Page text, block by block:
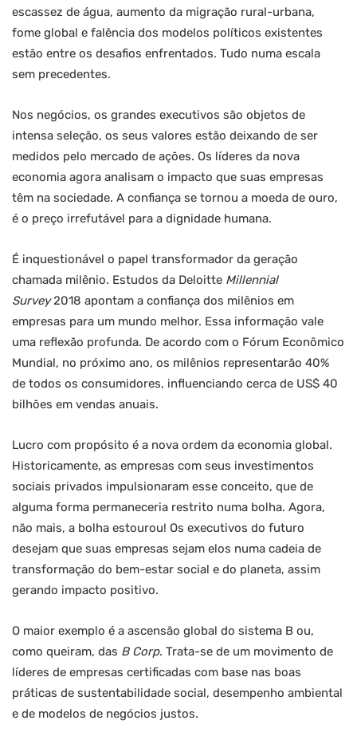
escassez de água, aumento da migração rural-urbana,
fome global e falência dos modelos políticos existentes
estão entre os desafios enfrentados. Tudo numa escala
sem precedentes.
Nos negócios, os grandes executivos são objetos de
intensa seleção, os seus valores estão deixando de ser
medidos pelo mercado de ações. Os líderes da nova
economia agora analisam o impacto que suas empresas
têm na sociedade. A confiança se tornou a moeda de ouro,
é o preço irrefutável para a dignidade humana.
É inquestionável o papel transformador da geração
chamada milênio. Estudos da Deloitte Millennial
Survey2018 apontam a confiança dos milênios em
empresas para um mundo melhor. Essa informação vale
uma reflexão profunda. De acordo com o Fórum Econômico
Mundial, no próximo ano, os milênios representarão 40%
de todos os consumidores, influenciando cerca de US$ 40
bilhões em vendas anuais.
Lucro com propósito é a nova ordem da economia global.
Historicamente, as empresas com seus investimentos
sociais privados impulsionaram esse conceito, que de
alguma forma permaneceria restrito numa bolha. Agora,
não mais, a bolha estourou! Os executivos do futuro
desejam que suas empresas sejam elos numa cadeia de
transformação do bem-estar social e do planeta, assim
gerando impacto positivo.
O maior exemplo é a ascensão global do sistema B ou,
como queiram, das B Corp. Trata-se de um movimento de
líderes de empresas certificadas com base nas boas
práticas de sustentabilidade social, desempenho ambiental
e de modelos de negócios justos.